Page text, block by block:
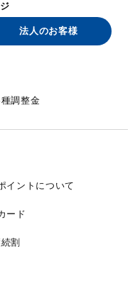
法人のお客様
調整金
イントについて
ード
割